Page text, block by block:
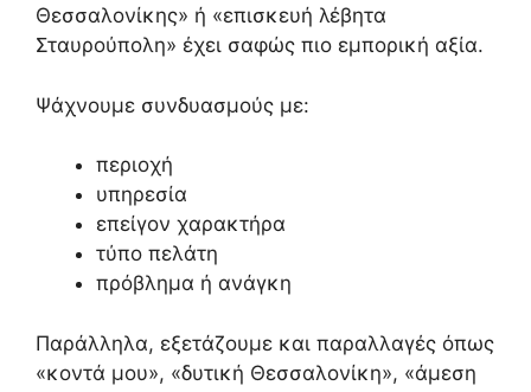
Θεσσαλονίκης» ή «επισκευή λέβητα
Σταυρούπολη» έχει σαφώς πιο εμπορική αξία.
Ψάχνουμε συνδυασμούς με:
περιοχή
υπηρεσία
επείγον χαρακτήρα
τύπο πελάτη
πρόβλημα ή ανάγκη
Παράλληλα, εξετάζουμε και παραλλαγές όπως
«κοντά μου», «δυτική Θεσσαλονίκη», «άμεση